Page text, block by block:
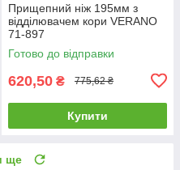
Прищепний ніж 195мм з
відділювачем кори VERANO
71-897
Готово до відправки
620,50 ₴ 775,62 ₴
Купити
ще